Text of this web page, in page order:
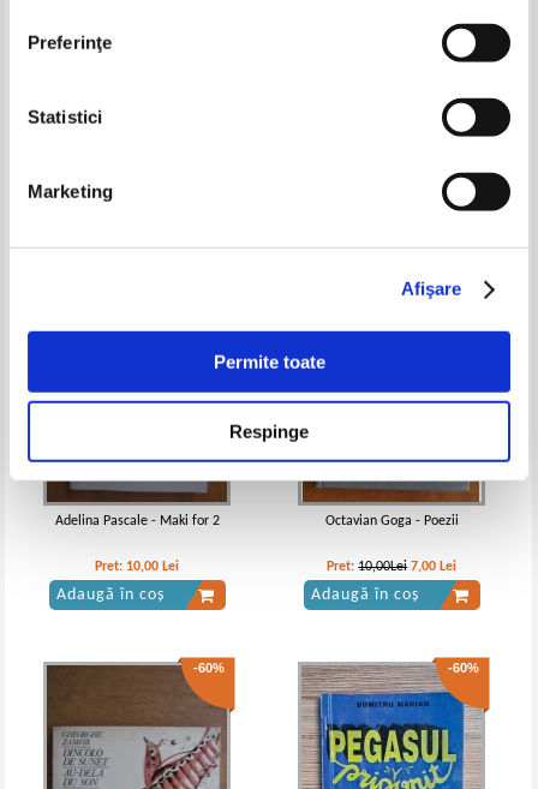
Preferinţe
Statistici
Marketing
Afişare
Permite toate
Respinge
Stefan Petica - Versuri
Adaugă în coș
Vasile Tonoiu - Numai clipele
Adelina Pascale - Maki for 2
Pret: 10,00 Lei
Adaugă în coș
Octavian Goga - Poezii
Pret:10,00Lei 7,00 Lei
Adaugă în coș
-60% -60%